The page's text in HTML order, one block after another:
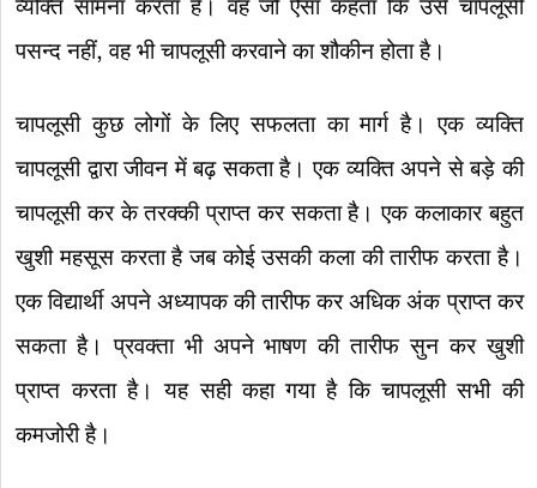
पसन्द नहीं, वह भी चापलूसी करवाने का शौकीन होता है।
चापलूसी कुछ लोगों के लिए सफलता का मार्ग है। एक व्यक्ति
चापलूसी द्वारा जीवन में बढ़ सकता है। एक व्यक्ति अपने से बड़े की
चापलूसी कर के तरक्की प्राप्त कर सकता है। एक कलाकार बहुत
खुशी महसूस करता है जब कोई उसकी कला की तारीफ करता है।
एक विद्यार्थी अपने अध्यापक की तारीफ कर अधिक अंक प्राप्त कर
सकता है। प्रवक्ता भी अपने भाषण की तारीफ सुन कर खुशी
प्राप्त करता है। यह सही कहा गया है कि चापलूसी सभी की
कमजोरी है।